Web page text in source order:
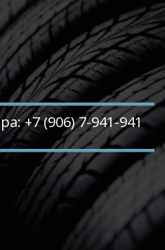
+7 (906) 7-941-941